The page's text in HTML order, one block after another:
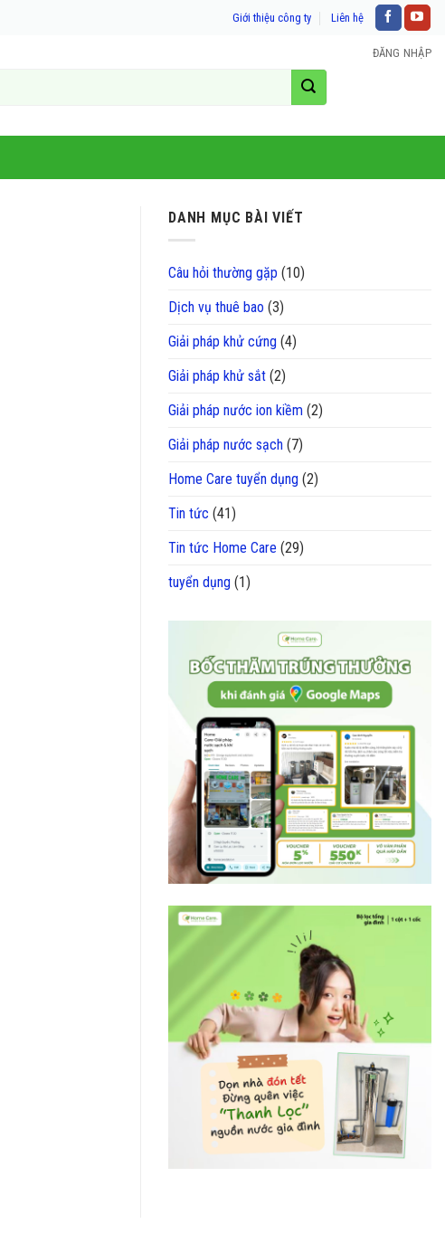
Giới thiệu công ty Liên hệ
ĐĂNG NHẬP
DANH MỤC BÀI VIẾT
Câu hỏi thường gặp (10)
Dịch vụ thuê bao (3)
Giải pháp khử cứng (4)
Giải pháp khử sắt (2)
Giải pháp nước ion kiềm (2)
Giải pháp nước sạch (7)
Home Care tuyển dụng (2)
Tin tức (41)
Tin tức Home Care (29)
tuyển dụng (1)